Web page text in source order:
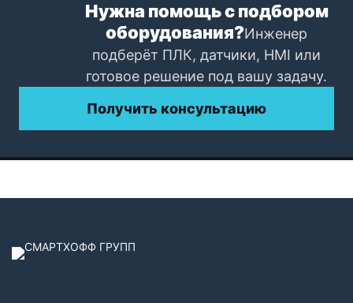
Нужна помощь с подбором
оборудования?Инженер
подберёт ПЛК, датчики, HMI или
готовое решение под вашу задачу.
Получить консультацию